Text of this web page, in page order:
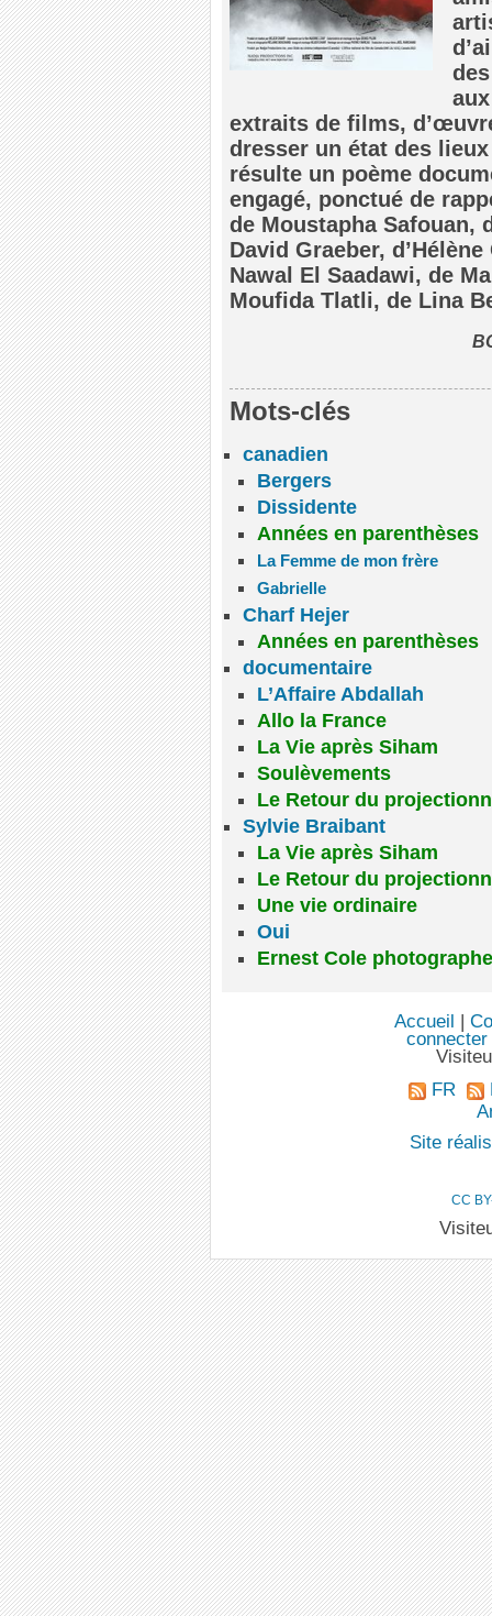
extraits de films,
dresser un état des
résulte un poème
engagé, ponctué de
de Moustapha Safouan,
David Graeber,
Nawal El Saadawi, de
Moufida Tlatli, de Lina
Mots-clés
canadien
Bergers
Dissidente
Années en parenthèses
La Femme de mon frère
Gabrielle
Charf Hejer
Années en parenthèses
documentaire
L’Affaire Abdallah
Allo la France
La Vie après Siham
Soulèvements
Le Retour du
Sylvie Braibant
La Vie après Siham
Le Retour du
Une vie ordinaire
Oui
Ernest Cole photographe
Accueil |
connecter
FR
Site
CC